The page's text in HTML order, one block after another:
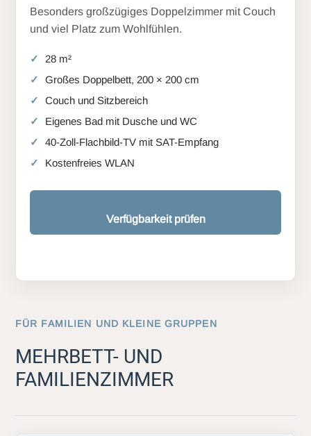
Besonders großzügiges Doppelzimmer mit Couch
und viel Platz zum Wohlfühlen.
28 m²
Großes Doppelbett, 200 × 200 cm
Couch und Sitzbereich
Eigenes Bad mit Dusche und WC
40-Zoll-Flachbild-TV mit SAT-Empfang
Kostenfreies WLAN
Verfügbarkeit prüfen
FÜR FAMILIEN UND KLEINE GRUPPEN
MEHRBETT- UND
FAMILIENZIMMER